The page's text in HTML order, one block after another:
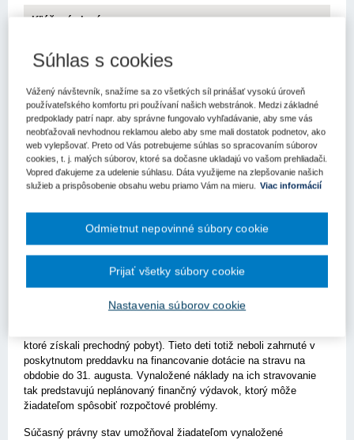
Kľúčové slová
Bratislava – 16. apríla 2022 - Ministerstvo práce, sociálnych
vecí a rodiny upravilo poskytovanie dotácie na podporu
výchovy k stravovacím návykom dieťaťa (dotácie na stravu).
Školy budú môcť získať mimoriadny doplatok dotácie aj
spätne.
dotácie na stravu v súvislosti s krízovou situáciou pre vojenský
konflikt na Ukrajine. Vláda návrh nariadenia rezortu práce
schválila.
Možnosti a postupy poskytovania mimoriadneho doplatku dotácie
na stravu sa upravujú z dôvodu nárastu počtu oprávnených detí
pre poskytovanie dotácie na stravu (sú to deti, ktorým sa
poskytuje dočasné útočisko, deti, ktoré v súvislosti s krízovou
ktoré získali prechodný pobyt). Tieto deti totiž neboli zahrnuté v
poskytnutom preddavku na financovanie dotácie na stravu na
obdobie do 31. augusta. Vynaložené náklady na ich stravovanie
tak predstavujú neplánovaný finančný výdavok, ktorý môže
žiadateľom spôsobiť rozpočtové problémy.
Súčasný právny stav umožňoval žiadateľom vynaložené
Súhlas s cookies
Vážený návštevník, snažíme sa zo všetkých síl prinášať vysokú úroveň
používateľského komfortu pri používaní našich webstránok. Medzi základné
predpoklady patrí napr. aby správne fungovalo vyhľadávanie, aby sme vás
neobťažovali nevhodnou reklamou alebo aby sme mali dostatok podnetov, ako
web vylepšovať. Preto od Vás potrebujeme súhlas so spracovaním súborov
cookies, t. j. malých súborov, ktoré sa dočasne ukladajú vo vašom prehliadači.
Vopred ďakujeme za udelenie súhlasu. Dáta využijeme na zlepšovanie našich
služieb a prispôsobenie obsahu webu priamo Vám na mieru.
Viac informácií
Nastavenia súborov cookie
Odmietnut nepovinné súbory cookie
Prijať všetky súbory cookie